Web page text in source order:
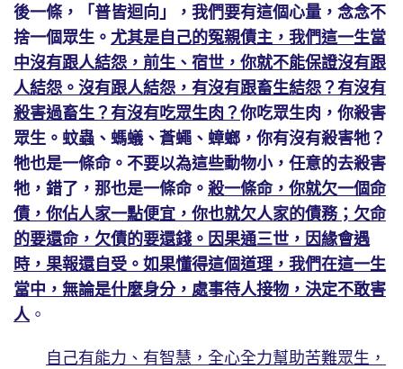
後一條，「普皆迴向」，我們要有這個心量，念念不
捨一個眾生。 尤其是自己的冤親債主，我們這一生當
中沒有跟人結怨，前生、宿世，你就不能保證沒有跟
人結怨。沒有跟人結怨，有沒有跟畜生結怨？有沒有
殺害過畜生？有沒有吃眾生肉？ 你吃眾生肉，你殺害
眾生。蚊蟲、螞蟻、蒼蠅、蟑螂，你有沒有殺害牠？
牠也是一條命。不要以為這些動物小，任意的去殺害
牠，錯了，那也是一條命。 殺一條命，你就欠一個命
債，你佔人家一點便宜，你也就欠人家的債務；欠命
的要還命，欠債的要還錢。因果通三世，因緣會遇
時，果報還自受。如果懂得這個道理，我們在這一生
當中，無論是什麼身分，處事待人接物，決定不敢害
人。
自己有能力、有智慧，全心全力幫助苦難眾生，